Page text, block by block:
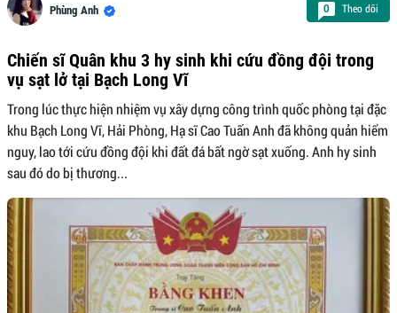
Phùng Anh 0 Theo dõi
Chiến sĩ Quân khu 3 hy sinh khi cứu đồng đội trong
vụ sạt lở tại Bạch Long Vĩ
Trong lúc thực hiện nhiệm vụ xây dựng công trình quốc phòng tại đặc
khu Bạch Long Vĩ, Hải Phòng, Hạ sĩ Cao Tuấn Anh đã không quản hiểm
nguy, lao tới cứu đồng đội khi đất đá bất ngờ sạt xuống. Anh hy sinh
sau đó do bị thương...